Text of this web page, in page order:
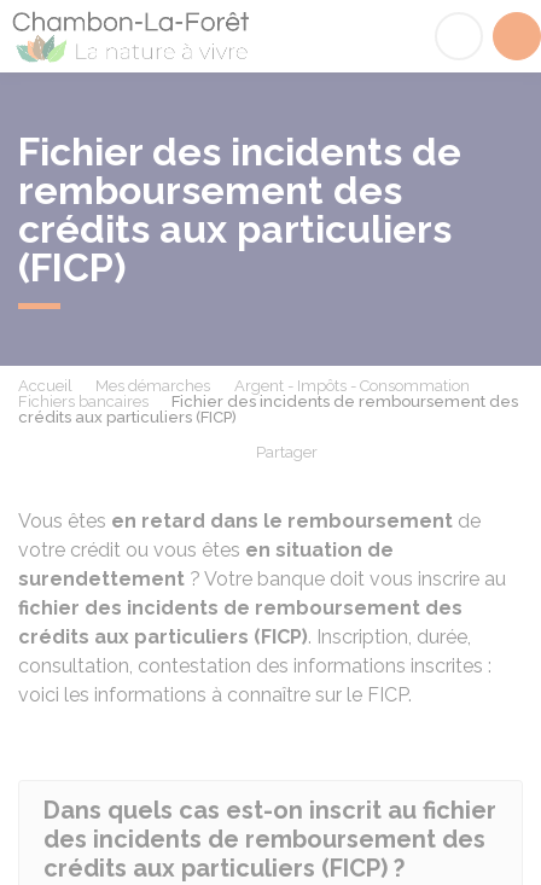
Fichier des incidents de
remboursement des
crédits aux particuliers
(FICP)
Accueil Mes démarches
Argent - Impôts - Consommation
Fichiers bancaires
Fichier des incidents de remboursement des
crédits aux particuliers (FICP)
Partager
Vous êtes en retard dans le remboursement de
votre crédit ou vous êtes en situation de
surendettement ? Votre banque doit vous inscrire au
fichier des incidents de remboursement des
crédits aux particuliers (FICP). Inscription, durée,
consultation, contestation des informations inscrites :
voici les informations à connaître sur le FICP.
Dans quels cas est-on inscrit au fichier
des incidents de remboursement des
crédits aux particuliers (FICP) ?